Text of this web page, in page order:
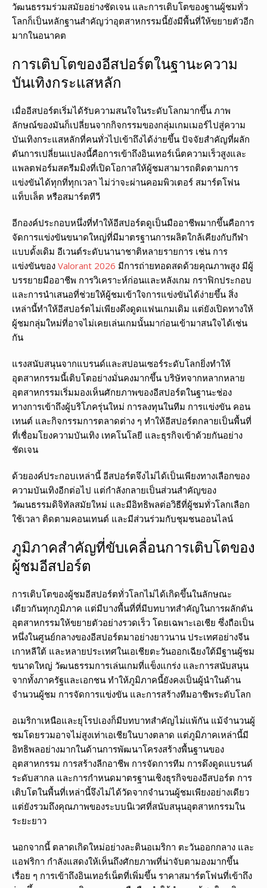
วัฒนธรรมร่วมสมัยอย่างชัดเจน และการเติบโตของฐานผู้ชมทั่ว
โลกก็เป็นหลักฐานสำคัญว่าอุตสาหกรรมนี้ยังมีพื้นที่ให้ขยายตัวอีก
มากในอนาคต
การเติบโตของอีสปอร์ตในฐานะความ
บันเทิงกระแสหลัก
เมื่ออีสปอร์ตเริ่มได้รับความสนใจในระดับโลกมากขึ้น ภาพ
ลักษณ์ของมันก็เปลี่ยนจากกิจกรรมของกลุ่มเกมเมอร์ไปสู่ความ
บันเทิงกระแสหลักที่คนทั่วไปเข้าถึงได้ง่ายขึ้น ปัจจัยสำคัญที่ผลัก
ดันการเปลี่ยนแปลงนี้คือการเข้าถึงอินเทอร์เน็ตความเร็วสูงและ
แพลตฟอร์มสตรีมมิงที่เปิดโอกาสให้ผู้ชมสามารถติดตามการ
แข่งขันได้ทุกที่ทุกเวลา ไม่ว่าจะผ่านคอมพิวเตอร์ สมาร์ตโฟน
แท็บเล็ต หรือสมาร์ตทีวี
อีกองค์ประกอบหนึ่งที่ทำให้อีสปอร์ตดูเป็นมืออาชีพมากขึ้นคือการ
จัดการแข่งขันขนาดใหญ่ที่มีมาตรฐานการผลิตใกล้เคียงกับกีฬา
แบบดั้งเดิม อีเวนต์ระดับนานาชาติหลายรายการ เช่น การ
แข่งขันของ Valorant 2026 มีการถ่ายทอดสดด้วยคุณภาพสูง มีผู้
บรรยายมืออาชีพ การวิเคราะห์ก่อนและหลังเกม กราฟิกประกอบ
และการนำเสนอที่ช่วยให้ผู้ชมเข้าใจการแข่งขันได้ง่ายขึ้น สิ่ง
เหล่านี้ทำให้อีสปอร์ตไม่เพียงดึงดูดแฟนเกมเดิม แต่ยังเปิดทางให้
ผู้ชมกลุ่มใหม่ที่อาจไม่เคยเล่นเกมนั้นมาก่อนเข้ามาสนใจได้เช่น
กัน
แรงสนับสนุนจากแบรนด์และสปอนเซอร์ระดับโลกยิ่งทำให้
อุตสาหกรรมนี้เติบโตอย่างมั่นคงมากขึ้น บริษัทจากหลากหลาย
อุตสาหกรรมเริ่มมองเห็นศักยภาพของอีสปอร์ตในฐานะช่อง
ทางการเข้าถึงผู้บริโภครุ่นใหม่ การลงทุนในทีม การแข่งขัน คอน
เทนต์ และกิจกรรมการตลาดต่าง ๆ ทำให้อีสปอร์ตกลายเป็นพื้นที่
ที่เชื่อมโยงความบันเทิง เทคโนโลยี และธุรกิจเข้าด้วยกันอย่าง
ชัดเจน
ด้วยองค์ประกอบเหล่านี้ อีสปอร์ตจึงไม่ได้เป็นเพียงทางเลือกของ
ความบันเทิงอีกต่อไป แต่กำลังกลายเป็นส่วนสำคัญของ
วัฒนธรรมดิจิทัลสมัยใหม่ และมีอิทธิพลต่อวิธีที่ผู้ชมทั่วโลกเลือก
ใช้เวลา ติดตามคอนเทนต์ และมีส่วนร่วมกับชุมชนออนไลน์
ภูมิภาคสำคัญที่ขับเคลื่อนการเติบโตของ
ผู้ชมอีสปอร์ต
การเติบโตของผู้ชมอีสปอร์ตทั่วโลกไม่ได้เกิดขึ้นในลักษณะ
เดียวกันทุกภูมิภาค แต่มีบางพื้นที่ที่มีบทบาทสำคัญในการผลักดัน
อุตสาหกรรมให้ขยายตัวอย่างรวดเร็ว โดยเฉพาะเอเชีย ซึ่งถือเป็น
หนึ่งในศูนย์กลางของอีสปอร์ตมาอย่างยาวนาน ประเทศอย่างจีน
เกาหลีใต้ และหลายประเทศในเอเชียตะวันออกเฉียงใต้มีฐานผู้ชม
ขนาดใหญ่ วัฒนธรรมการเล่นเกมที่แข็งแกร่ง และการสนับสนุน
จากทั้งภาครัฐและเอกชน ทำให้ภูมิภาคนี้ยังคงเป็นผู้นำในด้าน
จำนวนผู้ชม การจัดการแข่งขัน และการสร้างทีมอาชีพระดับโลก
อเมริกาเหนือและยุโรปเองก็มีบทบาทสำคัญไม่แพ้กัน แม้จำนวนผู้
ชมโดยรวมอาจไม่สูงเท่าเอเชียในบางตลาด แต่ภูมิภาคเหล่านี้มี
อิทธิพลอย่างมากในด้านการพัฒนาโครงสร้างพื้นฐานของ
อุตสาหกรรม การสร้างลีกอาชีพ การจัดการทีม การดึงดูดแบรนด์
ระดับสากล และการกำหนดมาตรฐานเชิงธุรกิจของอีสปอร์ต การ
เติบโตในพื้นที่เหล่านี้จึงไม่ได้วัดจากจำนวนผู้ชมเพียงอย่างเดียว
แต่ยังรวมถึงคุณภาพของระบบนิเวศที่สนับสนุนอุตสาหกรรมใน
ระยะยาว
นอกจากนี้ ตลาดเกิดใหม่อย่างละตินอเมริกา ตะวันออกกลาง และ
แอฟริกา กำลังแสดงให้เห็นถึงศักยภาพที่น่าจับตามองมากขึ้น
เรื่อย ๆ การเข้าถึงอินเทอร์เน็ตที่เพิ่มขึ้น ราคาสมาร์ตโฟนที่เข้าถึง